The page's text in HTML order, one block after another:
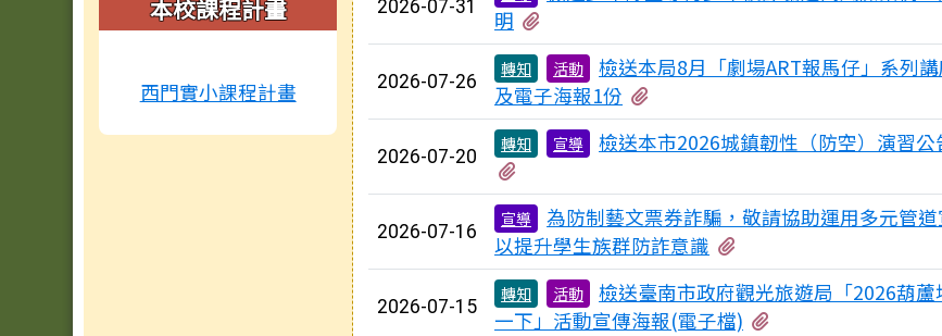
本校課程計畫
西門實小課程計畫
2026-07-31
明
2026-07-26
轉知 活動
檢送本局8月「劇場ART報馬仔」系列
及電子海報1份
2026-07-20
轉知 宣導
檢送本市2026城鎮韌性（防空）演習公
2026-07-16
宣導
為防制藝文票券詐騙，敬請協助運用多元管道
以提升學生族群防詐意識
2026-07-15
轉知 活動
檢送臺南市政府觀光旅遊局「2026葫蘆
一下」活動宣傳海報(電子檔)